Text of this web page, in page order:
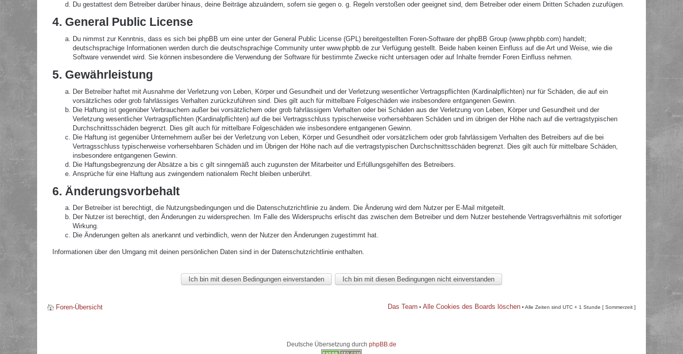
Du gestattest dem Betreiber darüber hinaus, deine Beiträge abzuändern, sofern sie gegen o. g. Regeln verstoßen oder geeignet sind, dem Betreiber oder einem Dritten Schaden zuzufügen.
4. General Public License
Du nimmst zur Kenntnis, dass es sich bei phpBB um eine unter der General Public License (GPL) bereitgestellten Foren-Software der phpBB Group (www.phpbb.com) handelt;
deutschsprachige Informationen werden durch die deutschsprachige Community unter www.phpbb.de zur Verfügung gestellt. Beide haben keinen Einfluss auf die Art und Weise, wie die
Software verwendet wird. Sie können insbesondere die Verwendung der Software für bestimmte Zwecke nicht untersagen oder auf Inhalte fremder Foren Einfluss nehmen.
5. Gewährleistung
Der Betreiber haftet mit Ausnahme der Verletzung von Leben, Körper und Gesundheit und der Verletzung wesentlicher Vertragspflichten (Kardinalpflichten) nur für Schäden, die auf ein
vorsätzliches oder grob fahrlässiges Verhalten zurückzuführen sind. Dies gilt auch für mittelbare Folgeschäden wie insbesondere entgangenen Gewinn.
Die Haftung ist gegenüber Verbrauchern außer bei vorsätzlichem oder grob fahrlässigem Verhalten oder bei Schäden aus der Verletzung von Leben, Körper und Gesundheit und der
Verletzung wesentlicher Vertragspflichten (Kardinalpflichten) auf die bei Vertragsschluss typischerweise vorhersehbaren Schäden und im übrigen der Höhe nach auf die vertragstypischen
Durchschnittsschäden begrenzt. Dies gilt auch für mittelbare Folgeschäden wie insbesondere entgangenen Gewinn.
Die Haftung ist gegenüber Unternehmern außer bei der Verletzung von Leben, Körper und Gesundheit oder vorsätzlichem oder grob fahrlässigem Verhalten des Betreibers auf die bei
Vertragsschluss typischerweise vorhersehbaren Schäden und im Übrigen der Höhe nach auf die vertragstypischen Durchschnittsschäden begrenzt. Dies gilt auch für mittelbare Schäden,
insbesondere entgangenen Gewinn.
Die Haftungsbegrenzung der Absätze a bis c gilt sinngemäß auch zugunsten der Mitarbeiter und Erfüllungsgehilfen des Betreibers.
Ansprüche für eine Haftung aus zwingendem nationalem Recht bleiben unberührt.
6. Änderungsvorbehalt
Der Betreiber ist berechtigt, die Nutzungsbedingungen und die Datenschutzrichtlinie zu ändern. Die Änderung wird dem Nutzer per E-Mail mitgeteilt.
Der Nutzer ist berechtigt, den Änderungen zu widersprechen. Im Falle des Widerspruchs erlischt das zwischen dem Betreiber und dem Nutzer bestehende Vertragsverhältnis mit sofortiger
Wirkung.
Die Änderungen gelten als anerkannt und verbindlich, wenn der Nutzer den Änderungen zugestimmt hat.
Informationen über den Umgang mit deinen persönlichen Daten sind in der Datenschutzrichtlinie enthalten.
Foren-Übersicht Das Team • Alle Cookies des Boards löschen • Alle Zeiten sind UTC + 1 Stunde [ Sommerzeit ]
Deutsche Übersetzung durch phpBB.de